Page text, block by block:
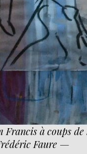
Francis à coups
Faure —